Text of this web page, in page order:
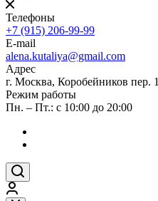
Телефоны
+7 (915) 206-99-99
E-mail
alena.kutaliya@gmail.com
Адрес
г. Москва, Коробейников пер. 1
Режим работы
Пн. – Пт.: с 10:00 до 20:00